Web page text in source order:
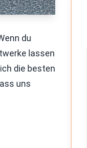
du
lassen
die besten
uns